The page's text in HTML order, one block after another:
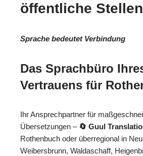
öffentliche
Sprache bedeutet Verbindung
Das Sprachbüro
Vertrauens für
Ihr Ansprechpartner für
Übersetzungen – 🔄 Guul
Rothenbuch oder überregional in
Weibersbrunn, Waldaschaff,